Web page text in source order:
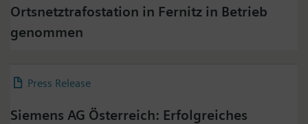
Ortsnetztrafostation in Fernitz in Betrieb
genommen
Press Release
Siemens AG Österreich: Erfolgreiches